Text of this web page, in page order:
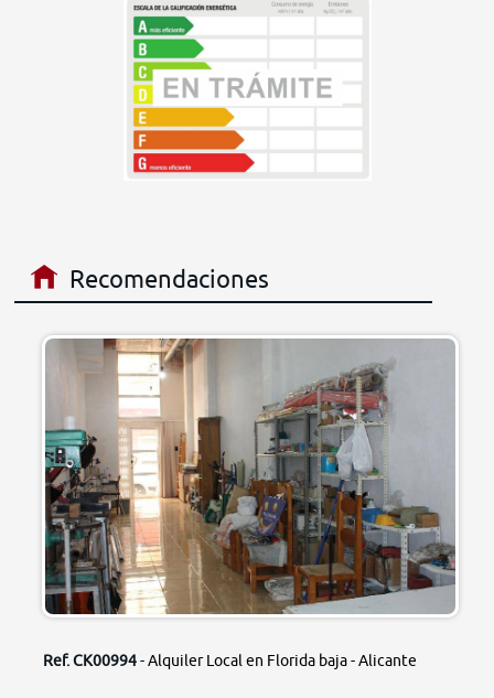
Recomendaciones
Ref. CK00994- Alquiler Local en Florida baja - Alicante